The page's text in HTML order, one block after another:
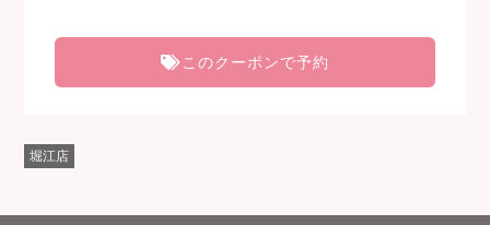
このクーポンで予約
堀江店